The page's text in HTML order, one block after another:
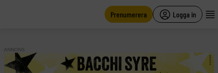
Prenumerera Logga in
ANNONS